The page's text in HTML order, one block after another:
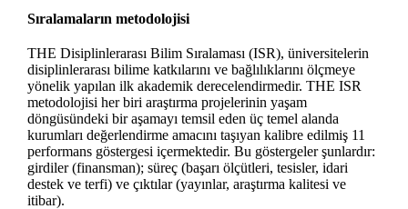
Sıralamaların metodolojisi
THE Disiplinlerarası Bilim Sıralaması (ISR), üniversitelerin
disiplinlerarası bilime katkılarını ve bağlılıklarını ölçmeye
yönelik yapılan ilk akademik derecelendirmedir. THE ISR
metodolojisi her biri araştırma projelerinin yaşam
döngüsündeki bir aşamayı temsil eden üç temel alanda
kurumları değerlendirme amacını taşıyan kalibre edilmiş 11
performans göstergesi içermektedir. Bu göstergeler şunlardır:
girdiler (finansman); süreç (başarı ölçütleri, tesisler, idari
destek ve terfi) ve çıktılar (yayınlar, araştırma kalitesi ve
itibar).